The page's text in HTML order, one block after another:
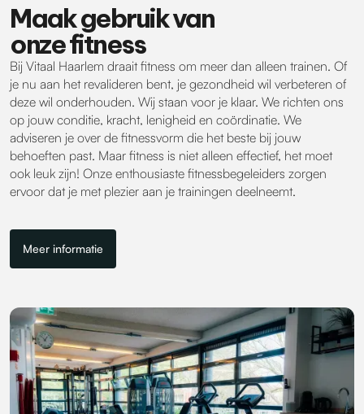
Maak gebruik van
onze fitness
Bij Vitaal Haarlem draait fitness om meer dan alleen trainen. Of
je nu aan het revalideren bent, je gezondheid wil verbeteren of
deze wil onderhouden. Wij staan voor je klaar. We richten ons
op jouw conditie, kracht, lenigheid en coördinatie. We
adviseren je over de fitnessvorm die het beste bij jouw
behoeften past. Maar fitness is niet alleen effectief, het moet
ook leuk zijn! Onze enthousiaste fitnessbegeleiders zorgen
ervoor dat je met plezier aan je trainingen deelneemt.
Meer informatie